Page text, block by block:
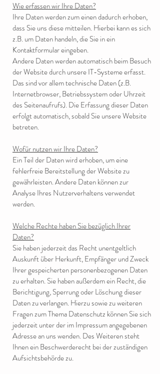
Wie erfassen wir Ihre Daten?
Ihre Daten werden zum einen dadurch erhoben,
dass Sie uns diese mitteilen. Hierbei kann es sich
z.B. um Daten handeln, die Sie in ein
Kontaktformular eingeben.
Andere Daten werden automatisch beim Besuch
der Website durch unsere IT-Systeme erfasst.
Das sind vor allem technische Daten (z.B.
Internetbrowser, Betriebssystem oder Uhrzeit
des Seitenaufrufs). Die Erfassung dieser Daten
erfolgt automatisch, sobald Sie unsere Website
betreten.
Wofür nutzen wir Ihre Daten?
Ein Teil der Daten wird erhoben, um eine
fehlerfreie Bereitstellung der Website zu
gewährleisten. Andere Daten können zur
Analyse Ihres Nutzerverhaltens verwendet
werden.
Welche Rechte haben Sie bezüglich Ihrer
Daten?
Sie haben jederzeit das Recht unentgeltlich
Auskunft über Herkunft, Empfänger und Zweck
Ihrer gespeicherten personenbezogenen Daten
zu erhalten. Sie haben außerdem ein Recht, die
Berichtigung, Sperrung oder Löschung dieser
Daten zu verlangen. Hierzu sowie zu weiteren
Fragen zum Thema Datenschutz können Sie sich
jederzeit unter der im Impressum angegebenen
Adresse an uns wenden. Des Weiteren steht
Ihnen ein Beschwerderecht bei der zuständigen
Aufsichtsbehörde zu.